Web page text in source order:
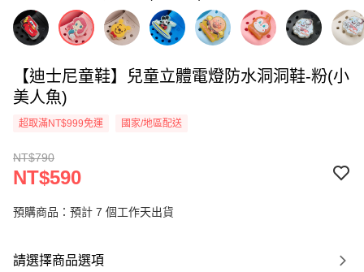
【迪士尼童鞋】兒童立體電燈防水洞洞鞋-粉(小
美人魚)
超取滿NT$999免運 國家/地區配送
NT$790
NT$590
預購商品：預計 7 個工作天出貨
請選擇商品選項